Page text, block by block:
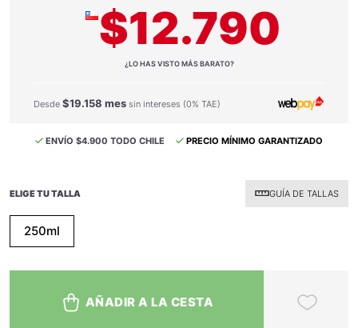
$12.790
¿LO HAS VISTO MÁS BARATO?
Desde $19.158 mes sin intereses (0% TAE)
ENVÍO $4.900 TODO CHILE PRECIO MÍNIMO GARANTIZADO
ELIGE TU TALLA GUÍA DE TALLAS
250ml
AÑADIR A LA CESTA